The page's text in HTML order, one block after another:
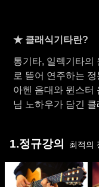
★ 클래식기타란?
통기타, 일렉기타의
로 뜯어 연주하는
아헨 음대와 뮌스터
님 노하우가 담긴
1.정규강의 최적의